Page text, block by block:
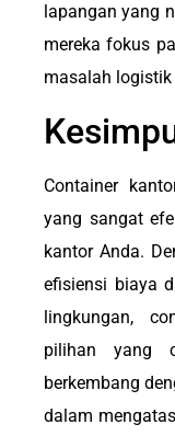
lapangan yang
mereka fokus
masalah
Container
yang sangat
kantor Anda.
efisiensi biaya
lingkungan,
pilihan yang
berkembang
dalam